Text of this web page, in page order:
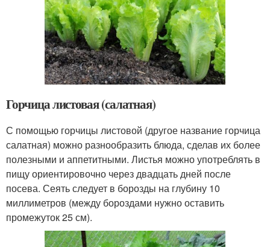
Горчица листовая (салатная)
С помощью горчицы листовой (другое название горчица
салатная) можно разнообразить блюда, сделав их более
полезными и аппетитными. Листья можно употреблять в
пищу ориентировочно через двадцать дней после
посева. Сеять следует в борозды на глубину 10
миллиметров (между бороздами нужно оставить
промежуток 25 см).